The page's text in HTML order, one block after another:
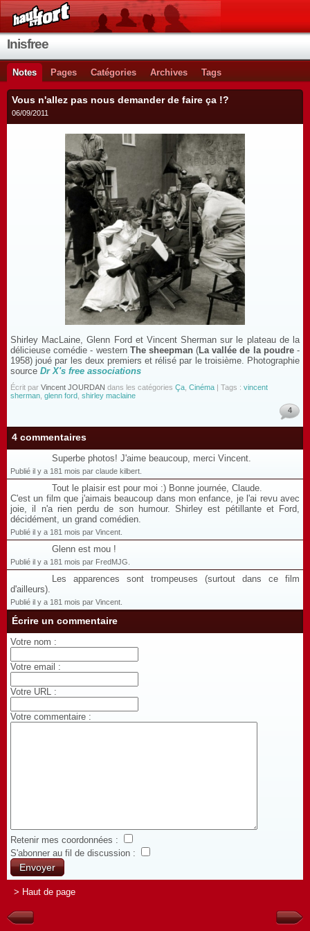
Inisfree
Notes Pages Catégories Archives Tags
Vous n'allez pas nous demander de faire ça !?
06/09/2011
Shirley MacLaine, Glenn Ford et Vincent Sherman sur le plateau de la
délicieuse comédie - western The sheepman(La vallée de la poudre-
1958) joué par les deux premiers et rélisé par le troisième. Photographie
source Dr X's free associations
Écrit par Vincent JOURDAN dans les catégories Ça Cinéma | Tags : vincent
sherman glenn ford shirley maclaine
4
4 commentaires
Superbe photos! J'aime beaucoup, merci Vincent.
Publié il y a 181 mois par claude kilbert.
Tout le plaisir est pour moi :) Bonne journée, Claude.
C'est un film que j'aimais beaucoup dans mon enfance, je l'ai revu avec
joie, il n'a rien perdu de son humour. Shirley est pétillante et Ford,
décidément, un grand comédien.
Publié il y a 181 mois par Vincent.
Glenn est mou !
Publié il y a 181 mois par FredMJG.
Les apparences sont trompeuses (surtout dans ce film
d'ailleurs).
Publié il y a 181 mois par Vincent.
Écrire un commentaire
Votre nom :
Votre email :
Votre URL :
Votre commentaire :
Retenir mes coordonnées :
S'abonner au fil de discussion :
> Haut de page